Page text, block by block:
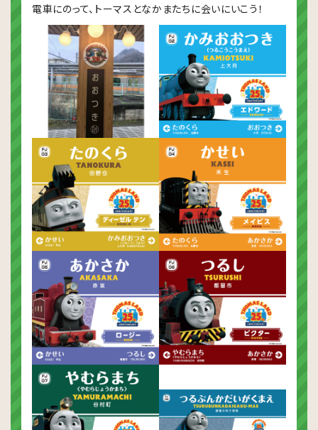
電車にのって、トーマスとなかまたちに会いにいこう！